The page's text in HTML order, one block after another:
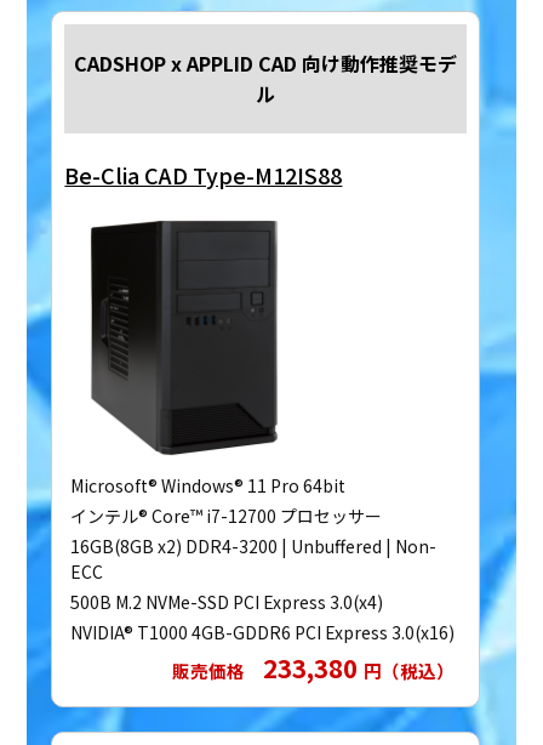
CADSHOP x APPLID CAD 向け動作推奨モデ
ル
Be-Clia CAD Type-M12IS88
Microsoft® Windows® 11 Pro 64bit
インテル® Core™ i7-12700 プロセッサー
16GB(8GB x2) DDR4-3200 | Unbuffered | Non-
ECC
500B M.2 NVMe-SSD PCI Express 3.0(x4)
NVIDIA® T1000 4GB-GDDR6 PCI Express 3.0(x16)
販売価格 233,380 円（税込）